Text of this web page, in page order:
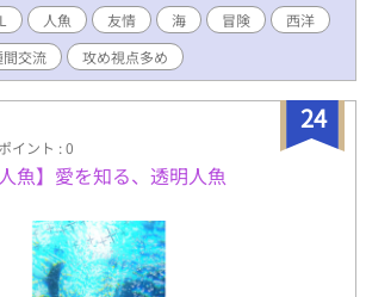
人魚 友情 海 冒険
西洋
間交流 攻め視点多め
24
イント : 0
魚】愛を知る、透明人魚